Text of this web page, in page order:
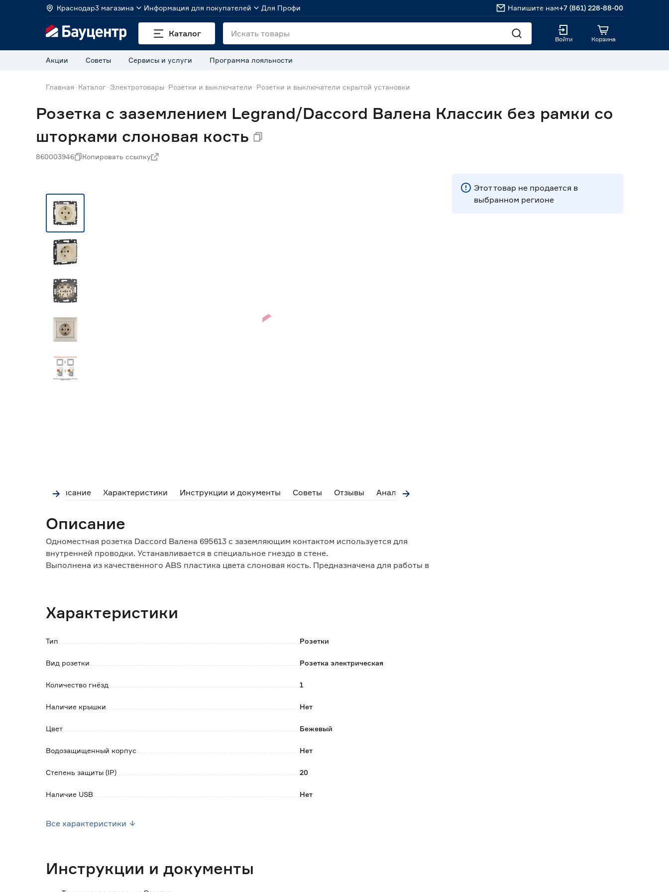
Краснодар3 магазина Информация для покупателей Для Профи Напишите нам+7 (861) 228-88-00
Каталог
Войти Корзина
Акции Советы Сервисы и услуги Программа лояльности
Главная Каталог Электротовары Розетки и выключатели Розетки и выключатели скрытой установки
Розетка с заземлением Legrand/Daccord Валена Классик без рамки со
шторками слоновая кость
860003946 Копировать ссылку
Описание Характеристики Инструкции и документы Советы Отзывы Аналоги
Описание
Одноместная розетка Daccord Валена 695613 с заземляющим контактом используется для
внутренней проводки. Устанавливается в специальное гнездо в стене.
Выполнена из качественного ABS пластика цвета слоновая кость. Предназначена для работы в
Максимальный ток 16 А.
Совместима со всеми рамками коллекций Валена Legrand/Daccord.
Обратите внимание:
дизайном.
Характеристики
Тип Розетки
Вид розетки Розетка электрическая
Количество гнёзд 1
Наличие крышки Нет
Цвет Бежевый
Водозащищенный корпус Нет
Степень защиты (IP) 20
Наличие USB Нет
Все характеристики
Инструкции и документы
Этот товар не продается в
выбранном регионе